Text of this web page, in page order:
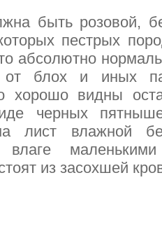
быть розовой,
пестрых
абсолютно
от блох и иных
хорошо видны
черных
лист влажной
влаге
из засохшей